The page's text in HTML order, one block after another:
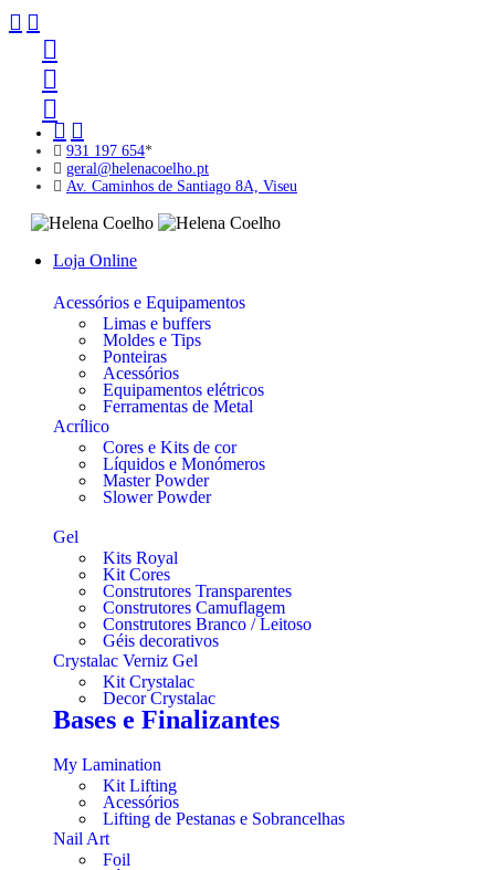
931 197 654*
geral@helenacoelho.pt
Av. Caminhos de Santiago 8A, Viseu
Loja Online
Acessórios e Equipamentos
Limas e buffers
Moldes e Tips
Ponteiras
Acessórios
Equipamentos elétricos
Ferramentas de Metal
Acrílico
Cores e Kits de cor
Líquidos e Monómeros
Master Powder
Slower Powder
Gel
Kits Royal
Kit Cores
Construtores Transparentes
Construtores Camuflagem
Construtores Branco / Leitoso
Géis decorativos
Crystalac Verniz Gel
Kit Crystalac
Decor Crystalac
Bases e Finalizantes
My Lamination
Kit Lifting
Acessórios
Lifting de Pestanas e Sobrancelhas
Nail Art
Foil